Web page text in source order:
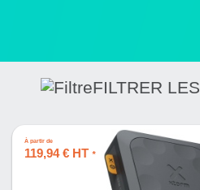
FILTRER LES
À partir de
119,94 € HT *